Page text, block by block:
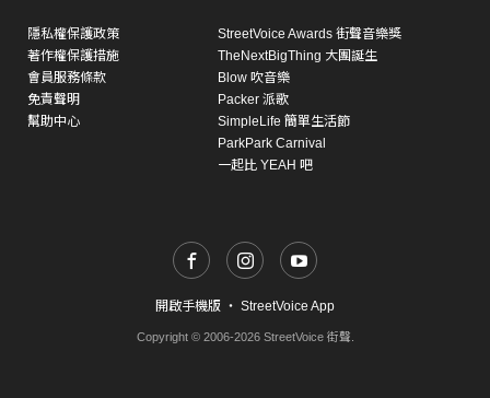
隱私權保護政策
著作權保護措施
會員服務條款
免責聲明
幫助中心
StreetVoice Awards 街聲音樂獎
TheNextBigThing 大團誕生
Blow 吹音樂
Packer 派歌
SimpleLife 簡單生活節
ParkPark Carnival
一起比 YEAH 吧
開啟手機版 ・ StreetVoice App
Copyright © 2006-2026 StreetVoice 街聲.